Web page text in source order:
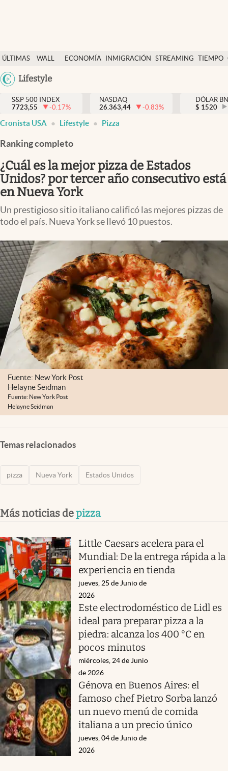
ÚLTIMAS
NOTICIAS
WALL
Y
DÓLAR
ECONOMÍA INMIGRACIÓN STREAMING TIEMPO
México
Lifestyle
Finanzas y economía
Wall Street y dólar
Inmigración
Espiritual
Streaming
PC y mobile
USA
S&P 500 INDEX
7723,55
-0.17%
NASDAQ
26.363,44
-0.83%
DÓLAR
$ 1520
Cronista USA Lifestyle Pizza
Ranking completo
¿Cuál es la mejor pizza de Estados
Unidos? por tercer año consecutivo está
en Nueva York
Un prestigioso sitio italiano calificó las mejores pizzas de
todo el país. Nueva York se llevó 10 puestos.
Fuente: New York Post
Helayne Seidman
Fuente: New York Post
Helayne Seidman
Temas relacionados
pizza Nueva York Estados Unidos
Más noticias depizza
Little Caesars acelera para el
Mundial: De la entrega rápida a la
experiencia en tienda
jueves, 25 de Junio de
2026
Este electrodoméstico de Lidl es
ideal para preparar pizza a la
piedra: alcanza los 400 °C en
pocos minutos
miércoles, 24 de Junio
de 2026
Génova en Buenos Aires: el
famoso chef Pietro Sorba lanzó
un nuevo menú de comida
italiana a un precio único
jueves, 04 de Junio de
2026